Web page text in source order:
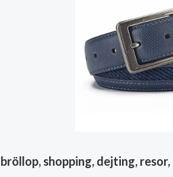
shopping, dejting,